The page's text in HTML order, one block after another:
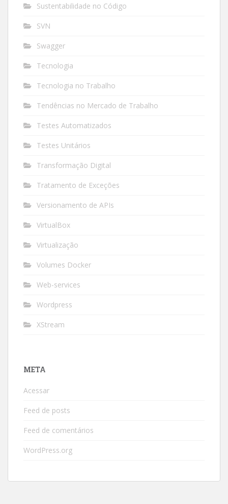
Sustentabilidade no Código
SVN
Swagger
Tecnologia
Tecnologia no Trabalho
Tendências no Mercado de Trabalho
Testes Automatizados
Testes Unitários
Transformação Digital
Tratamento de Exceções
Versionamento de APIs
VirtualBox
Virtualização
Volumes Docker
Web-services
Wordpress
XStream
META
Acessar
Feed de posts
Feed de comentários
WordPress.org